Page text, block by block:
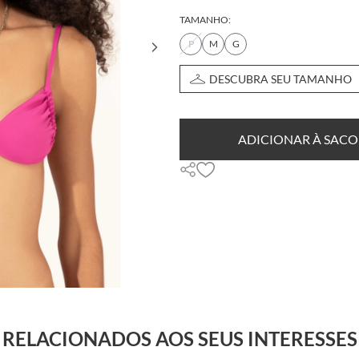
TAMANHO:
P
M G
DESCUBRA SEU TAMANHO
ADICIONAR À
RELACIONADOS AOS SEUS INTERESSES